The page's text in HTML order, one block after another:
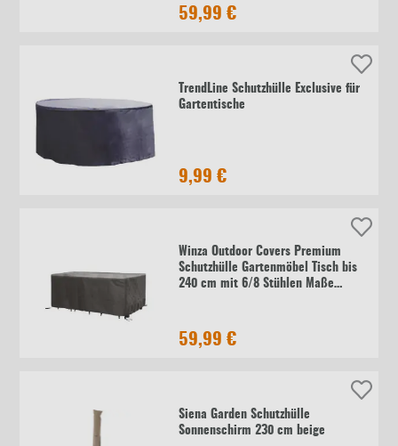
59,99 €
TrendLine Schutzhülle Exclusive für
Gartentische
9,99 €
Winza Outdoor Covers Premium
Schutzhülle Gartenmöbel Tisch bis
240 cm mit 6/8 Stühlen Maße
59,99 €
Siena Garden Schutzhülle
Sonnenschirm 230 cm beige